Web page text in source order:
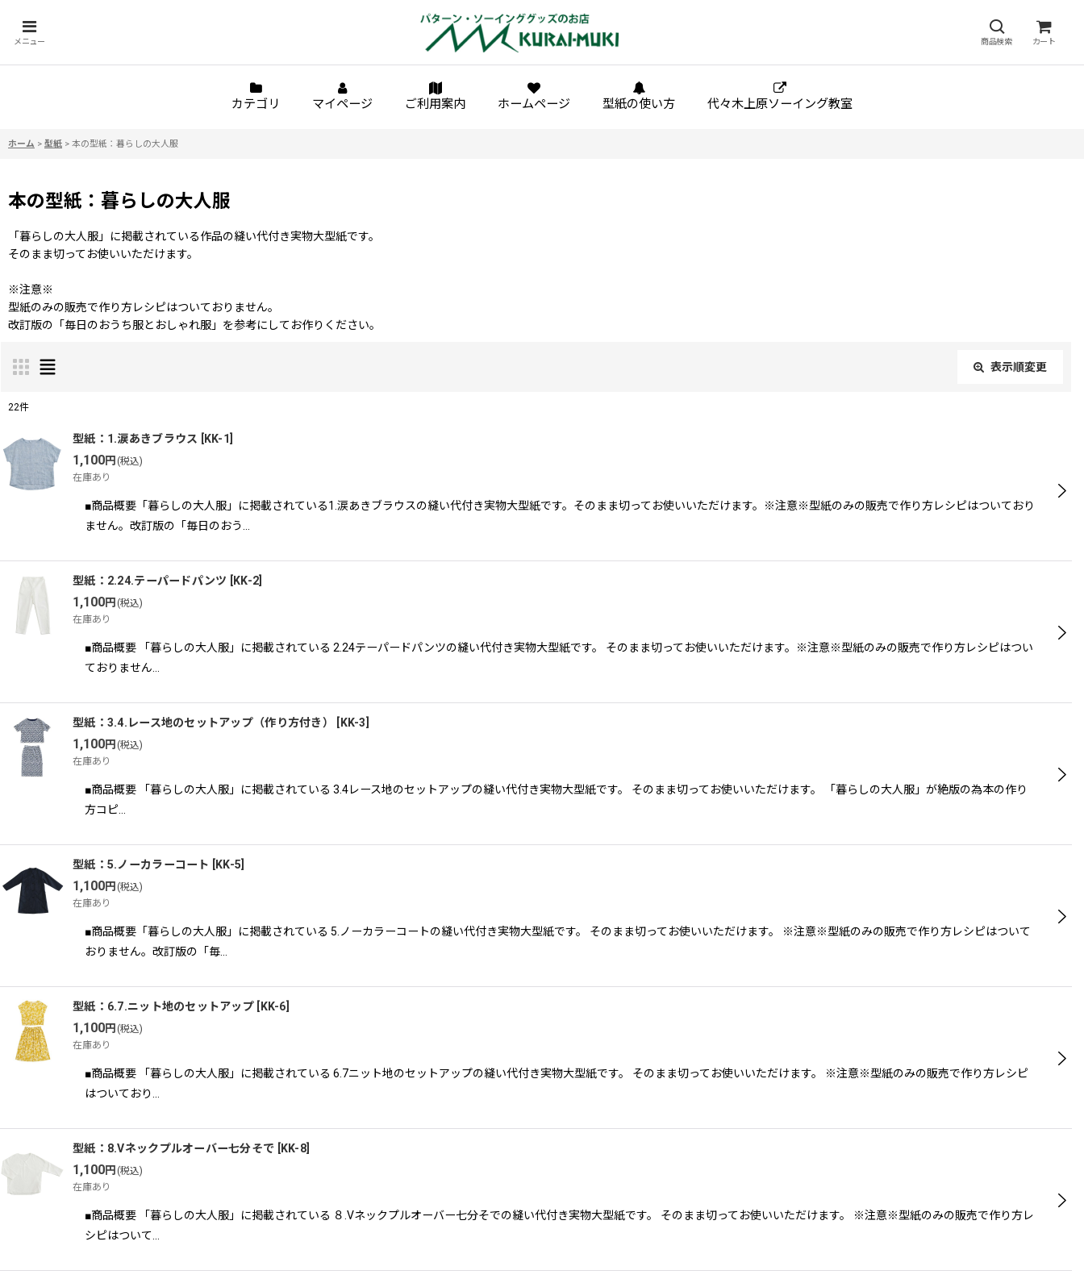
メニュー 商品検索 カート
カテゴリ マイページ ご利用案内 ホームページ 型紙の使い方 代々木上原ソーイング教室
ホーム > 型紙 > 本の型紙：暮らしの大人服
本の型紙：暮らしの大人服
「暮らしの大人服」に掲載されている作品の縫い代付き実物大型紙です。
そのまま切ってお使いいただけます。
※注意※
型紙のみの販売で作り方レシピはついておりません。
改訂版の「毎日のおうち服とおしゃれ服」を参考にしてお作りください。
表示順変更
並び順
22件
型紙：1.涙あきブラウス KK-1
1,100円 (税込)
在庫あり
■商品概要「暮らしの大人服」に掲載されている1.涙あきブラウスの縫い代付き実物大型紙です。そのまま切ってお使いいただけます。※注意※型紙のみの販売で作り方レシピはついており
ません。改訂版の「毎日のおう…
型紙：2.24.テーパードパンツ KK-2
1,100円 (税込)
在庫あり
■商品概要 「暮らしの大人服」に掲載されている 2.24テーパードパンツの縫い代付き実物大型紙です。 そのまま切ってお使いいただけます。※注意※型紙のみの販売で作り方レシピはつい
ておりません…
型紙：3.4.レース地のセットアップ（作り方付き） KK-3
1,100円 (税込)
在庫あり
■商品概要 「暮らしの大人服」に掲載されている 3.4レース地のセットアップの縫い代付き実物大型紙です。 そのまま切ってお使いいただけます。 「暮らしの大人服」が絶版の為本の作り
方コピ…
型紙：5.ノーカラーコート KK-5
1,100円 (税込)
在庫あり
■商品概要「暮らしの大人服」に掲載されている 5.ノーカラーコートの縫い代付き実物大型紙です。 そのまま切ってお使いいただけます。 ※注意※型紙のみの販売で作り方レシピはついて
おりません。改訂版の「毎…
型紙：6.7.ニット地のセットアップ KK-6
1,100円 (税込)
在庫あり
■商品概要 「暮らしの大人服」に掲載されている 6.7ニット地のセットアップの縫い代付き実物大型紙です。 そのまま切ってお使いいただけます。 ※注意※型紙のみの販売で作り方レシピ
はついており…
型紙：8.Vネックプルオーバー七分そで KK-8
1,100円 (税込)
在庫あり
■商品概要 「暮らしの大人服」に掲載されている ８.Vネックプルオーバー七分そでの縫い代付き実物大型紙です。 そのまま切ってお使いいただけます。 ※注意※型紙のみの販売で作り方レ
シピはついて…